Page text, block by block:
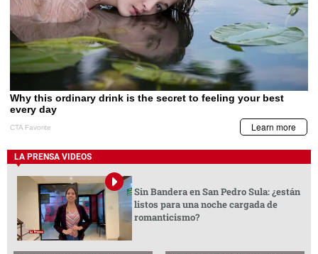
LA PRENSA VIDEOS
Sin Bandera en San Pedro Sula: ¿están
listos para una noche cargada de
romanticismo?